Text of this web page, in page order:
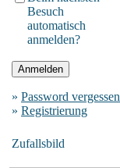
Besuch
automatisch
anmelden?
» Password vergessen
» Registrierung
Zufallsbild